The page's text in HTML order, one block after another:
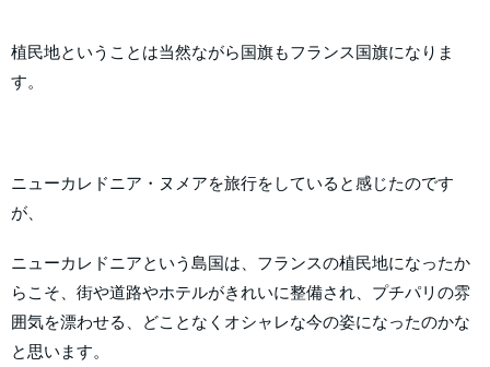
植民地ということは当然ながら国旗もフランス国旗になりま
す。
ニューカレドニア・ヌメアを旅行をしていると感じたのです
が、
ニューカレドニアという島国は、フランスの植民地になったか
らこそ、街や道路やホテルがきれいに整備され、プチパリの雰
囲気を漂わせる、どことなくオシャレな今の姿になったのかな
と思います。